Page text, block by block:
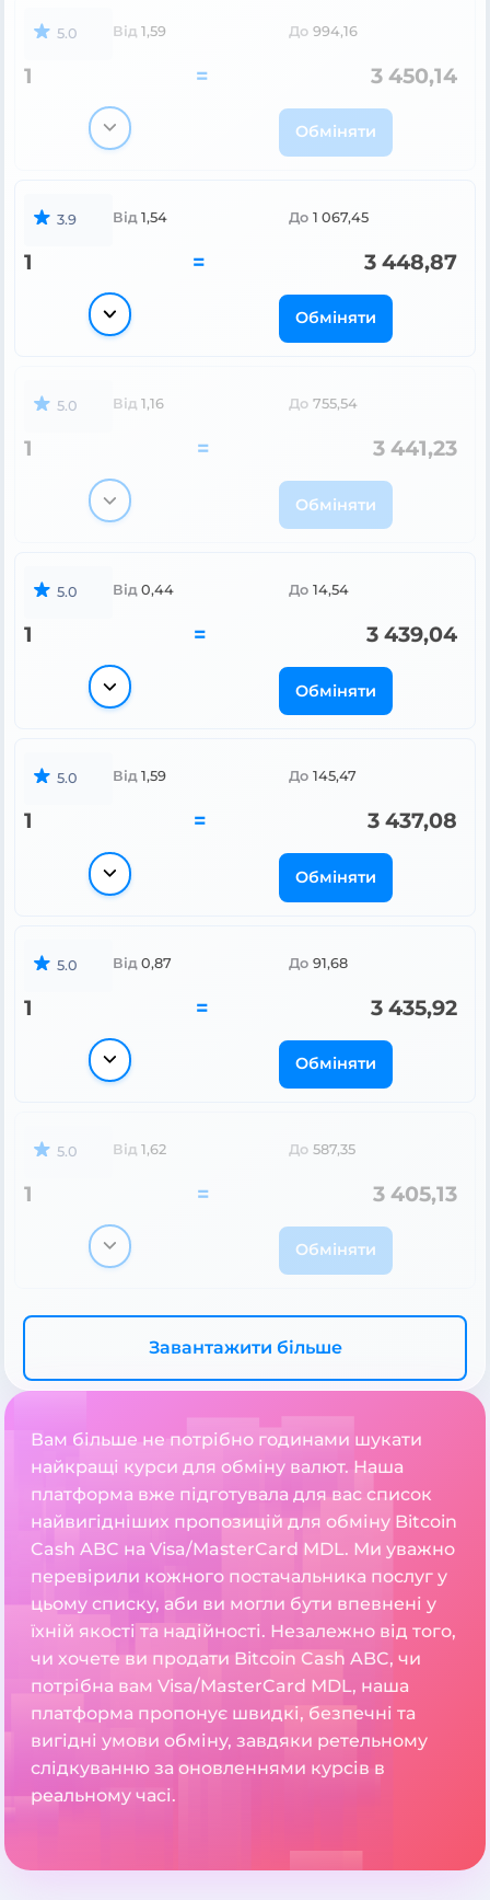
5.0 Від 1,59 До 994,16
1 = 3 450,14
Обміняти
3.9 Від 1,54 До 1 067,45
1 = 3 448,87
Обміняти
5.0 Від 1,16 До 755,54
1 = 3 441,23
Обміняти
5.0 Від 0,44 До 14,54
1 = 3 439,04
Обміняти
5.0 Від 1,59 До 145,47
1 = 3 437,08
Обміняти
5.0 Від 0,87 До 91,68
1 = 3 435,92
Обміняти
5.0 Від 1,62 До 587,35
1 = 3 405,13
Обміняти
Завантажити більше
Вам більше не потрібно годинами шукати
найкращі курси для обміну валют. Наша
платформа вже підготувала для вас список
найвигідніших пропозицій для обміну Bitcoin
Cash ABC на Visa/MasterCard MDL. Ми уважно
перевірили кожного постачальника послуг у
цьому списку, аби ви могли бути впевнені у
їхній якості та надійності. Незалежно від того,
чи хочете ви продати Bitcoin Cash ABC, чи
потрібна вам Visa/MasterCard MDL, наша
платформа пропонує швидкі, безпечні та
вигідні умови обміну, завдяки ретельному
слідкуванню за оновленнями курсів в
реальному часі.